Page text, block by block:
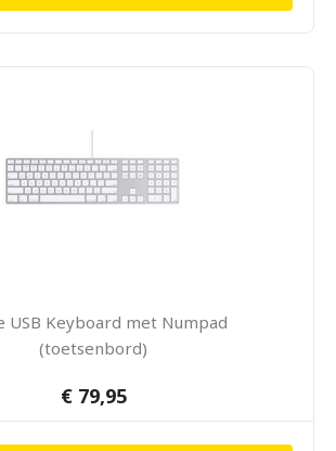
USB Keyboard met Numpad
(toetsenbord)
€ 79,95